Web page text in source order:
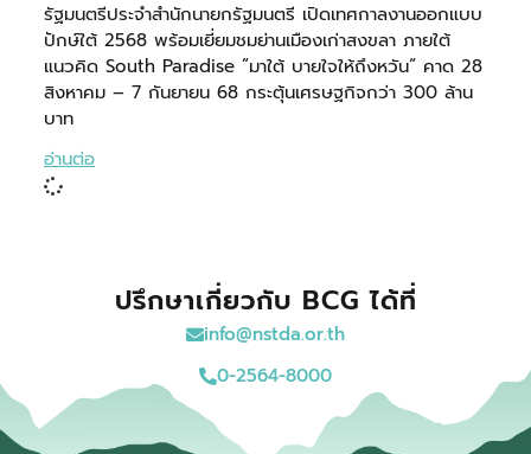
รัฐมนตรีประจำสำนักนายกรัฐมนตรี เปิดเทศกาลงานออกแบบ
ปักษ์ใต้ 2568 พร้อมเยี่ยมชมย่านเมืองเก่าสงขลา ภายใต้
แนวคิด South Paradise ”มาใต้ บายใจให้ถึงหวัน“ คาด 28
สิงหาคม – 7 กันยายน 68 กระตุ้นเศรษฐกิจกว่า 300 ล้าน
บาท
อ่านต่อ
ปรึกษาเกี่ยวกับ BCG ได้ที่
info@nstda.or.th
0-2564-8000